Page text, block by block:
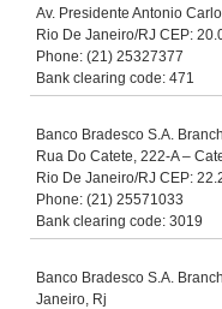
Av. Presidente Antonio
Rio De Janeiro/RJ CEP:
Phone: (21) 25327377
Bank clearing code: 471
Banco Bradesco S.A.
Rua Do Catete, 222-A –
Rio De Janeiro/RJ CEP:
Phone: (21) 25571033
Bank clearing code: 3019
Banco Bradesco S.A.
Janeiro, Rj